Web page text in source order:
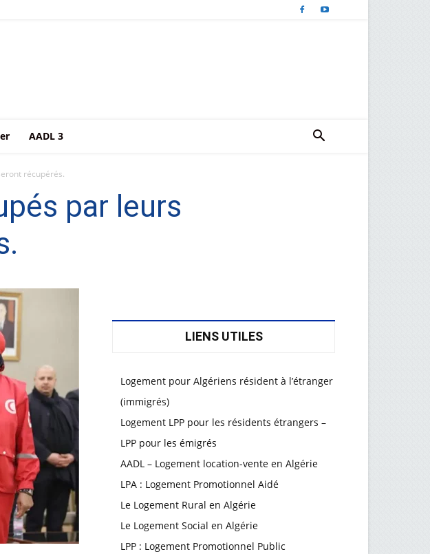
AADL 3
récupérés.
par leurs
LIENS UTILES
Logement pour Algériens résident à l’étranger
(immigrés)
Logement LPP pour les résidents étrangers –
LPP pour les émigrés
AADL – Logement location-vente en Algérie
LPA : Logement Promotionnel Aidé
Le Logement Rural en Algérie
Le Logement Social en Algérie
LPP : Logement Promotionnel Public